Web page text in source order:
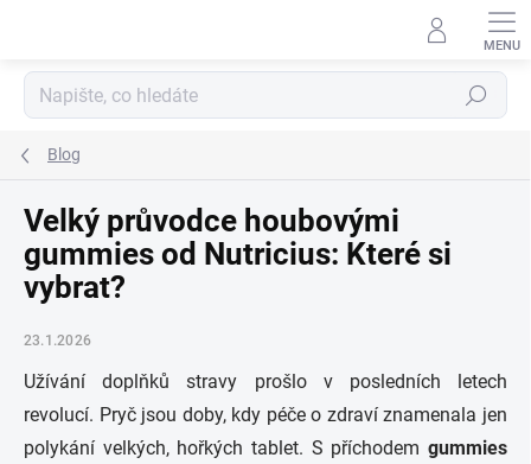
Hledat
Blog
Velký průvodce houbovými
gummies od Nutricius: Které si
vybrat?
23.1.2026
Užívání doplňků stravy prošlo v posledních letech
revolucí. Pryč jsou doby, kdy péče o zdraví znamenala jen
polykání velkých, hořkých tablet. S příchodem gummies